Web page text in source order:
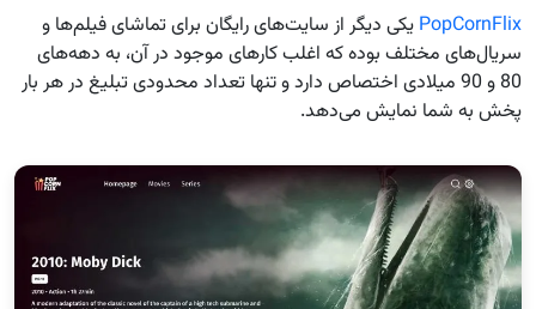
PopCornFlix یکی دیگر از سایت‌های رایگان برای تماشای فیلم‌ها و
سریال‌های مختلف بوده که اغلب کارهای موجود در آن، به دهه‌های
80 و 90 میلادی اختصاص دارد و تنها تعداد محدودی تبلیغ در هر بار
پخش به شما نمایش می‌دهد.